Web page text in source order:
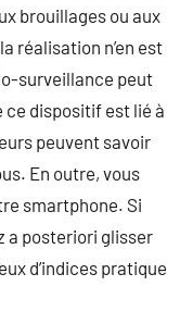
brouillages ou aux
réalisation n’en est
surveillance peut
dispositif est lié à
peuvent savoir
En outre, vous
smartphone. Si
a posteriori glisser
d’indices pratique